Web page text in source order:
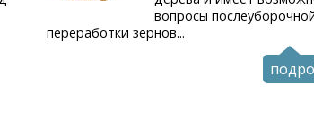
вопросы
переработки зернов...